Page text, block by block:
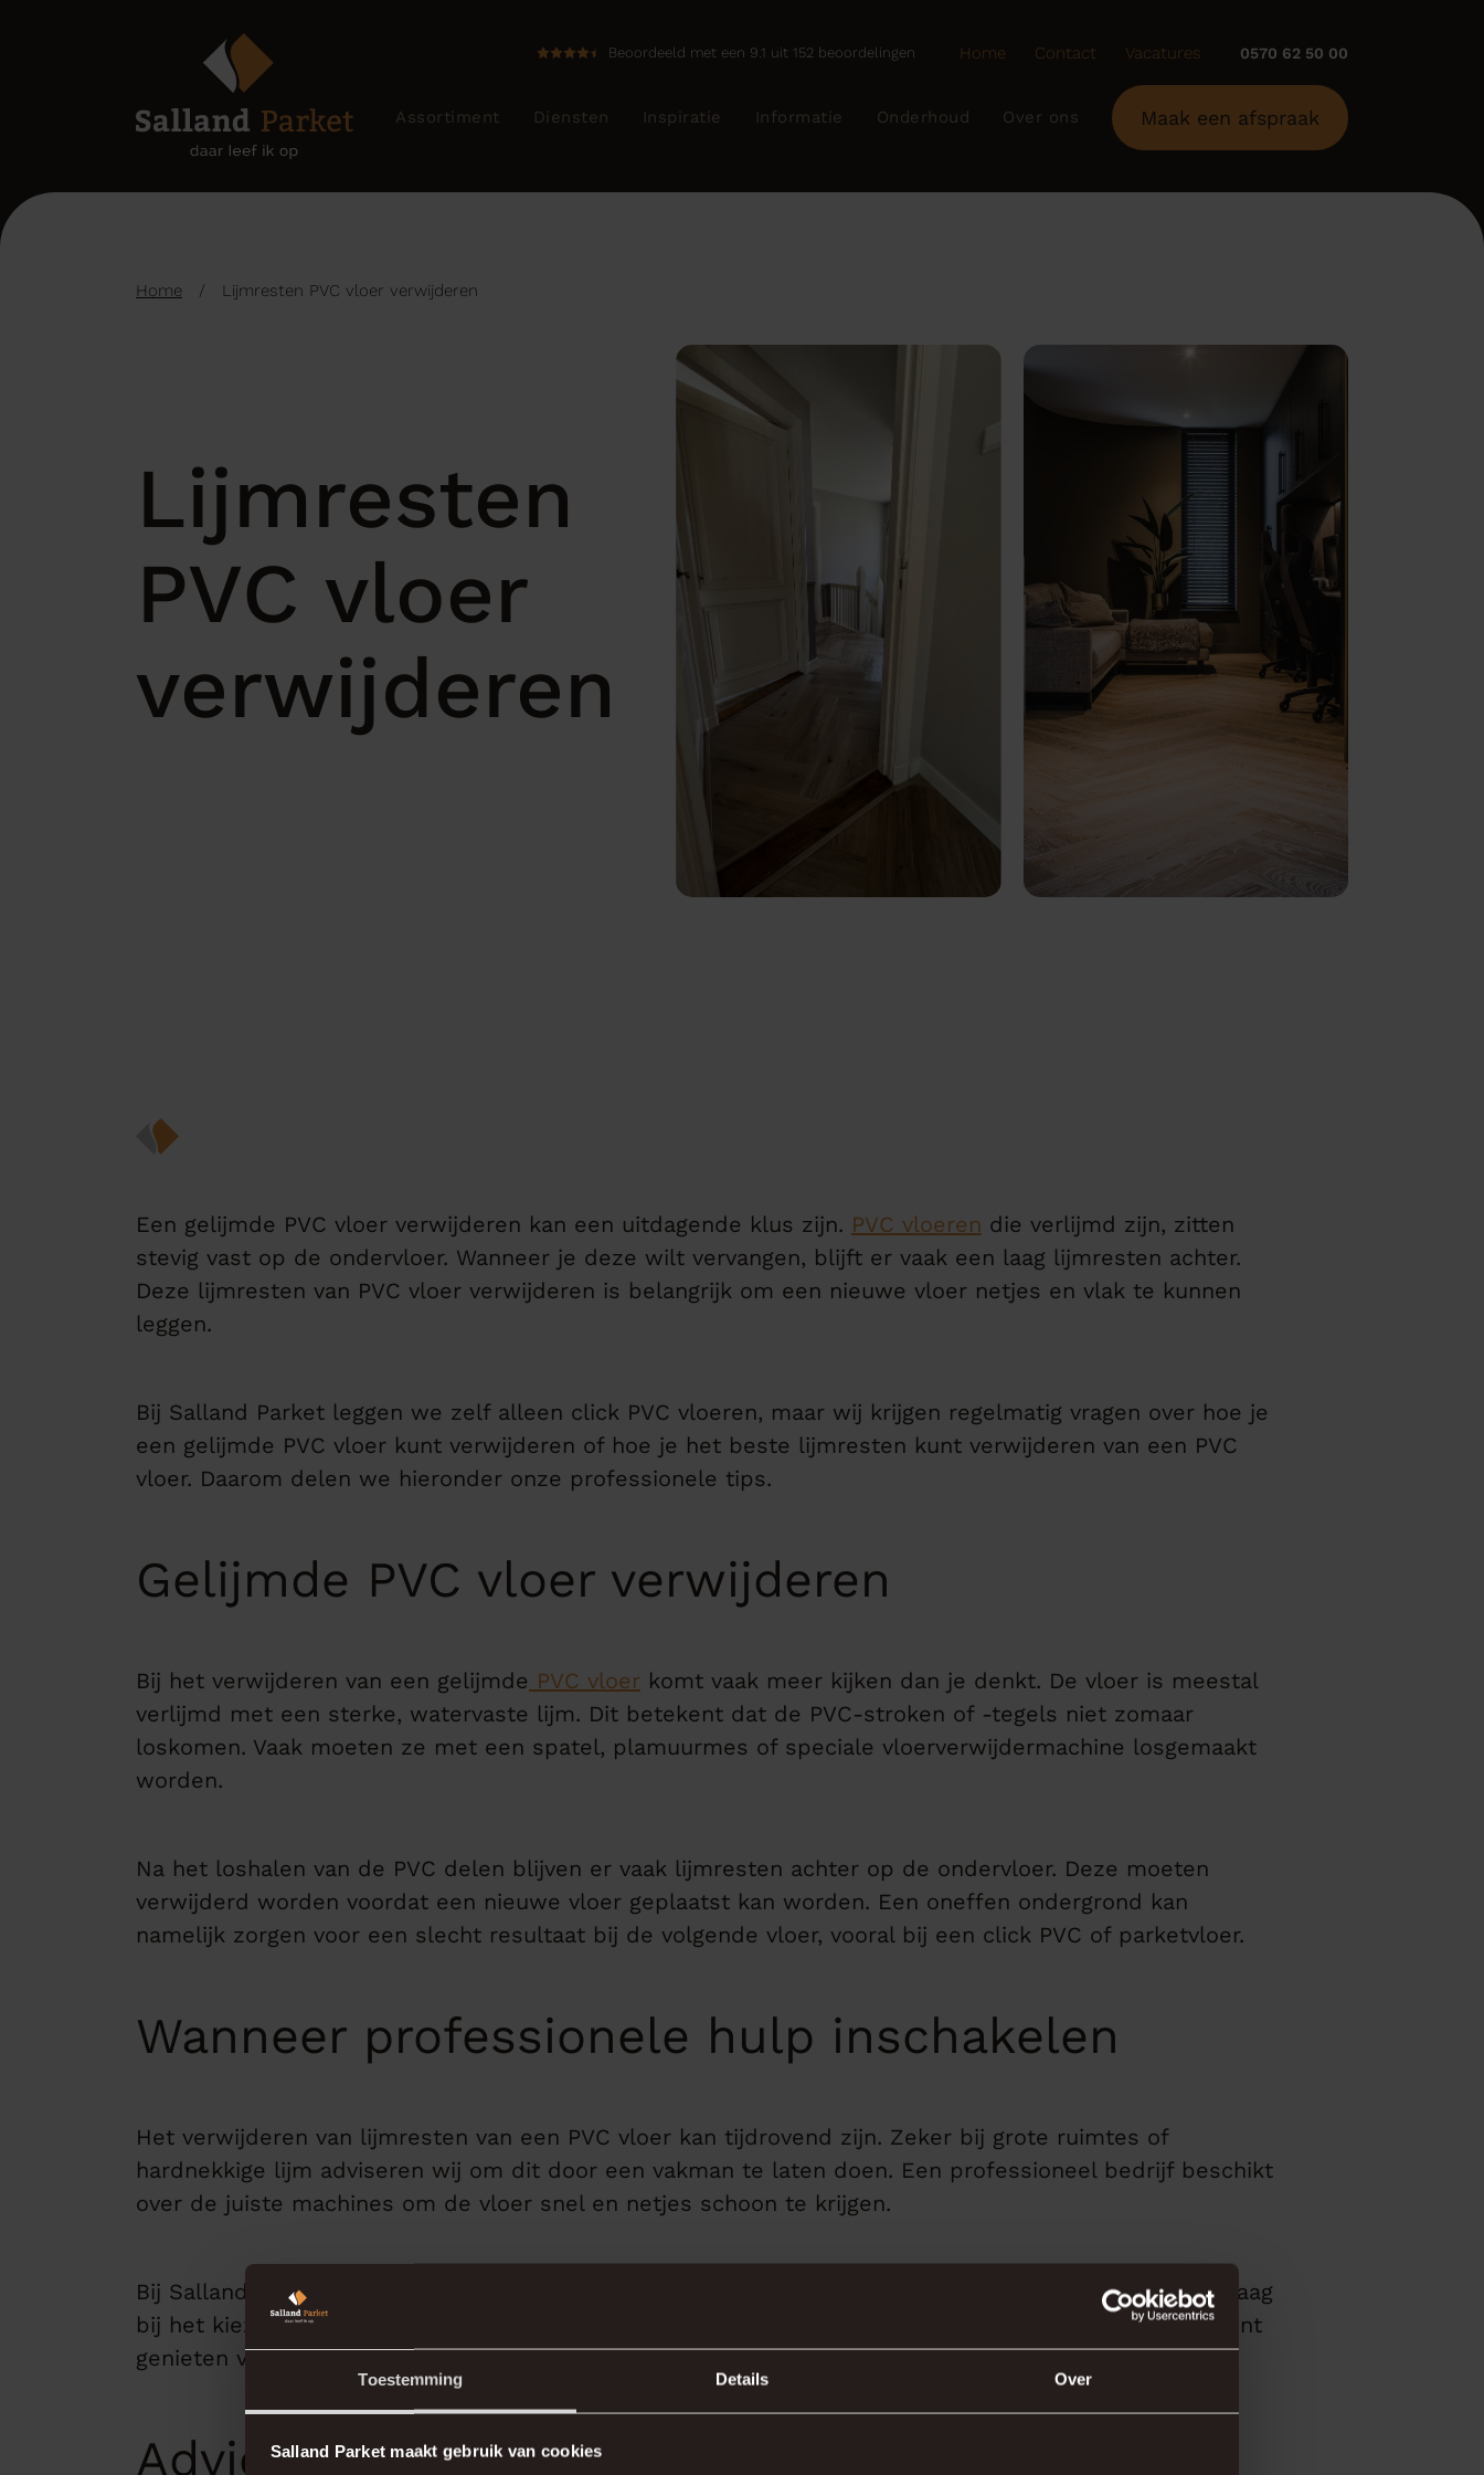
Toestemming Details Over
Salland Parket maakt gebruik van cookies
Beoordeeld met een 9.1 uit 152 beoordelingen Home Contact Vacatures 0570 62 50 00
Assortiment Diensten Inspiratie Informatie Onderhoud Over ons Maak een afspraak
Home / Lijmresten PVC vloer verwijderen
Lijmresten
PVC vloer
verwijderen
Een gelijmde PVC vloer verwijderen kan een uitdagende klus zijn. PVC vloeren die verlijmd zijn, zitten
stevig vast op de ondervloer. Wanneer je deze wilt vervangen, blijft er vaak een laag lijmresten achter.
Deze lijmresten van PVC vloer verwijderen is belangrijk om een nieuwe vloer netjes en vlak te kunnen
leggen.
Bij Salland Parket leggen we zelf alleen click PVC vloeren, maar wij krijgen regelmatig vragen over hoe je
een gelijmde PVC vloer kunt verwijderen of hoe je het beste lijmresten kunt verwijderen van een PVC
vloer. Daarom delen we hieronder onze professionele tips.
Gelijmde PVC vloer verwijderen
Bij het verwijderen van een gelijmde PVC vloer komt vaak meer kijken dan je denkt. De vloer is meestal
verlijmd met een sterke, watervaste lijm. Dit betekent dat de PVC-stroken of -tegels niet zomaar
loskomen. Vaak moeten ze met een spatel, plamuurmes of speciale vloerverwijdermachine losgemaakt
worden.
Na het loshalen van de PVC delen blijven er vaak lijmresten achter op de ondervloer. Deze moeten
verwijderd worden voordat een nieuwe vloer geplaatst kan worden. Een oneffen ondergrond kan
namelijk zorgen voor een slecht resultaat bij de volgende vloer, vooral bij een click PVC of parketvloer.
Wanneer professionele hulp inschakelen
Het verwijderen van lijmresten van een PVC vloer kan tijdrovend zijn. Zeker bij grote ruimtes of
hardnekkige lijm adviseren wij om dit door een vakman te laten doen. Een professioneel bedrijf beschikt
over de juiste machines om de vloer snel en netjes schoon te krijgen.
Bij Salland Parket kunnen we je adviseren over de beste aanpak voor jouw situatie. Ook helpen we graag
bij het kiezen van een nieuwe click PVC vloer, zodat je na het verwijderen van de oude vloer direct kunt
genieten van een strak en duurzaam resultaat.
Advies van Salland Parket